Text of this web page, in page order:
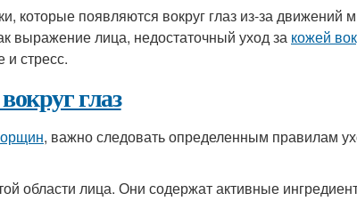
которые появляются вокруг глаз из-за
выражение лица, недостаточный уход за кожей
и стресс.
глаз
, важно следовать определенным правилам
области лица. Они содержат активные